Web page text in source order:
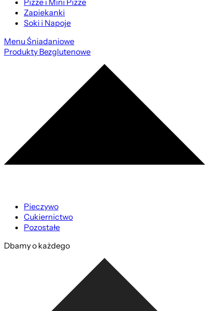
Pizze i Mini Pizze
Zapiekanki
Soki i Napoje
Menu Śniadaniowe
Produkty Bezglutenowe
Pieczywo
Cukiernictwo
Pozostałe
Dbamy o każdego